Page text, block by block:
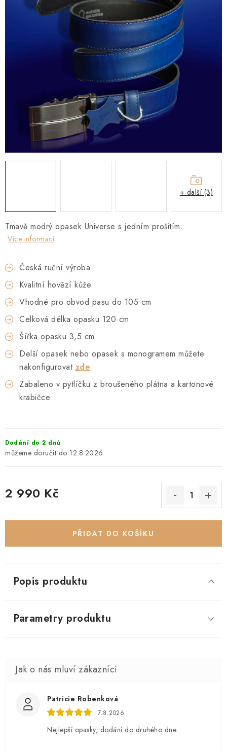
O NÁS
Moje objednávka
Doprava a platba
Zakázková výroba
Ochrana osobních údajů
Blog
Tmavě modrý opasek Universe s jedním prošitím.
Více informací
Česká ruční výroba
Kvalitní hovězí kůže
Vhodné pro obvod pasu do 105 cm
Celková délka opasku 120 cm
Šířka opasku 3,5 cm
Delší opasek nebo opasek s monogramem můžete
nakonfigurovat zde
Zabaleno v pytlíčku z broušeného plátna a kartonové
krabičce
Dodání do 2 dnů
12.8.2026
2 990 Kč
PŘIDAT DO KOŠÍKU
+ další (3)
Popis produktu
Parametry produktu
Patricie Robenková
7.8.2026
Nejlepší opasky, dodání do druhého dne